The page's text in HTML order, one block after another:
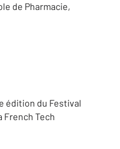
de Pharmacie,
édition du Festival
French Tech